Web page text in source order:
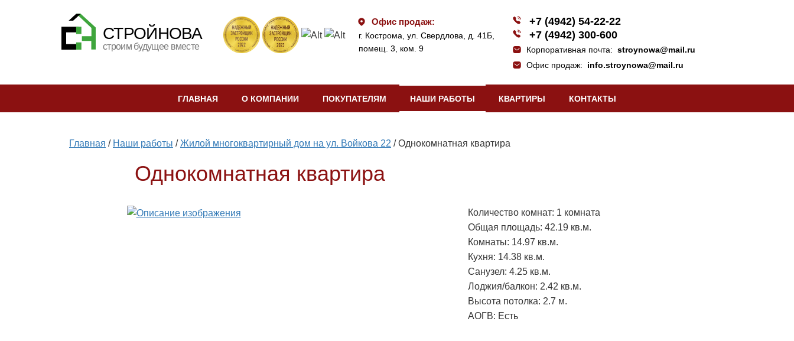
СТРОЙНОВА
строим будущее вместе
Офис продаж:
г. Кострома, ул. Свердлова, д. 41Б,
помещ. 3, ком. 9
+7 (4942) 54-22-22
+7 (4942) 300-600
Корпоративная почта: stroynowa@mail.ru
Офис продаж: info.stroynowa@mail.ru
ГЛАВНАЯ О КОМПАНИИ ПОКУПАТЕЛЯМ НАШИ РАБОТЫ КВАРТИРЫ КОНТАКТЫ
Главная / Наши работы /Жилой многоквартирный дом на ул. Войкова 22 /Однокомнатная квартира
Однокомнатная квартира
Количество комнат: 1 комната
Общая площадь: 42.19 кв.м.
Комнаты: 14.97 кв.м.
Кухня: 14.38 кв.м.
Санузел: 4.25 кв.м.
Лоджия/балкон: 2.42 кв.м.
Высота потолка: 2.7 м.
АОГВ: Есть